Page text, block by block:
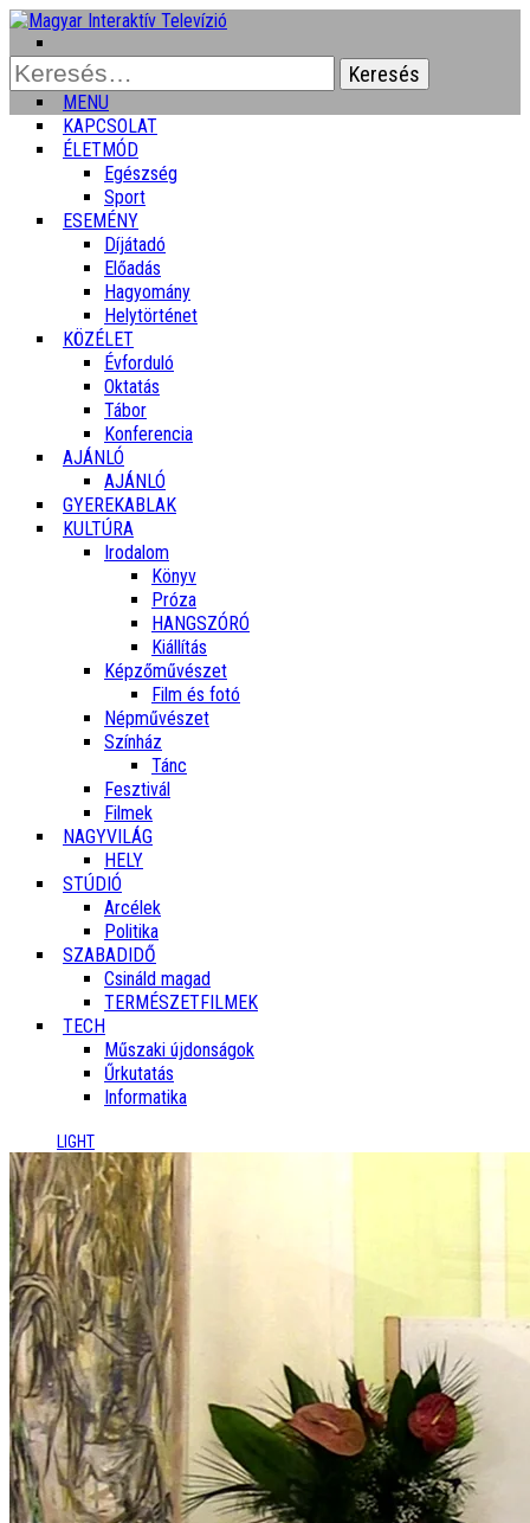
Keresés:
MENU
KAPCSOLAT
ÉLETMÓD
Egészség
Sport
ESEMÉNY
Díjátadó
Előadás
Hagyomány
Helytörténet
KÖZÉLET
Évforduló
Oktatás
Tábor
Konferencia
AJÁNLÓ
AJÁNLÓ
GYEREKABLAK
KULTÚRA
Irodalom
Könyv
Próza
HANGSZÓRÓ
Kiállítás
Képzőművészet
Film és fotó
Népművészet
Színház
Tánc
Fesztivál
Filmek
NAGYVILÁG
HELY
STÚDIÓ
Arcélek
Politika
SZABADIDŐ
Csináld magad
TERMÉSZETFILMEK
TECH
Műszaki újdonságok
Űrkutatás
Informatika
LIGHT